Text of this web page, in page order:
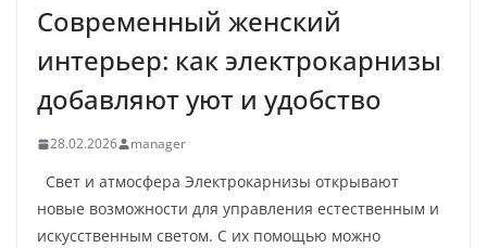
Современный женский
интерьер: как электрокарнизы
добавляют уют и удобство
28.02.2026 manager
Свет и атмосфера Электрокарнизы открывают
новые возможности для управления естественным и
искусственным светом. С их помощью можно